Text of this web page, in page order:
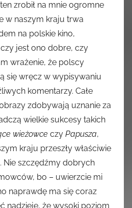
zrobił na mnie ogromne
w naszym kraju trwa
na polskie kino,
jest ono dobre, czy
wrażenie, że polscy
się wręcz w wypisywaniu
komentarzy. Całe
zdobywają uznanie za
wielkie sukcesy takich
wieżowce czy Papusza,
kraju przeszły właściwie
Nie szczędźmy dobrych
bo – uwierzcie mi
naprawdę ma się coraz
nadzieję, że wysoki poziom